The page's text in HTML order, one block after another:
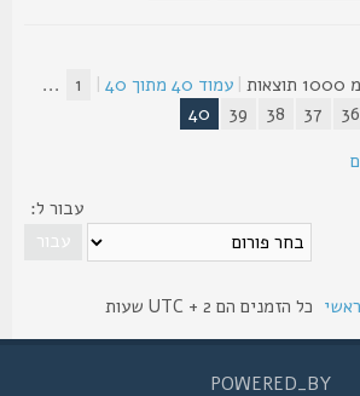
|עמוד40מתוך40
|
1
...
37
38
39
40
עבור ל:
כל הזמנים הם UTC + 2 שעות
POWERED_BY